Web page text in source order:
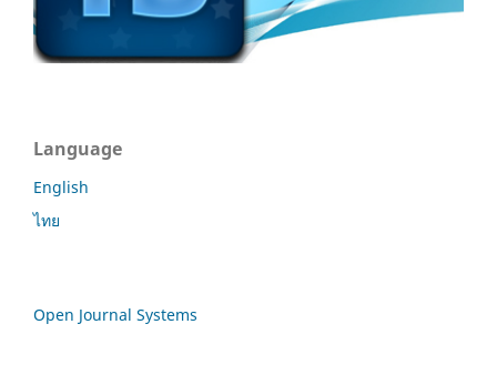
Language
English
ไทย
Open Journal Systems